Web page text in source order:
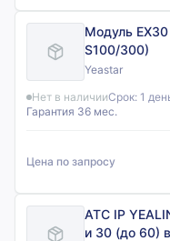
Модуль
S100/300)
Yeastar
Нет в наличииСрок: 1
Гарантия 36 мес.
Цена по запросу
АТС IP
и 30 (до 60)